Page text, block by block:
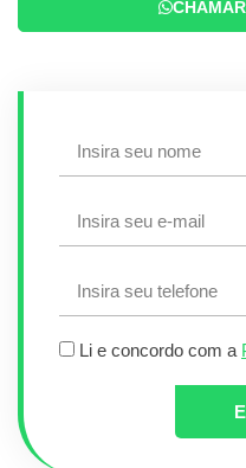
Li e concordo com a